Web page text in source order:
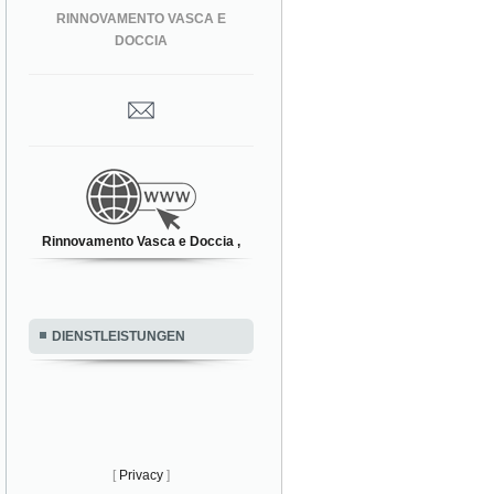
RINNOVAMENTO VASCA E
DOCCIA
Rinnovamento Vasca e Doccia ,
DIENSTLEISTUNGEN
[ Privacy ]